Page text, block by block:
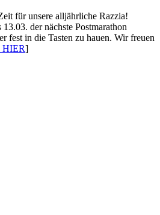
für unsere alljährliche Razzia!
der nächste Postmarathon
fest in die Tasten zu hauen. Wir freuen
]